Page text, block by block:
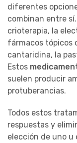
diferentes
combinan entre
crioterapia, la
fármacos tópicos
cantaridina, la
Estos
suelen producir
protuberancias.
Todos estos
respuestas y
elección de uno u